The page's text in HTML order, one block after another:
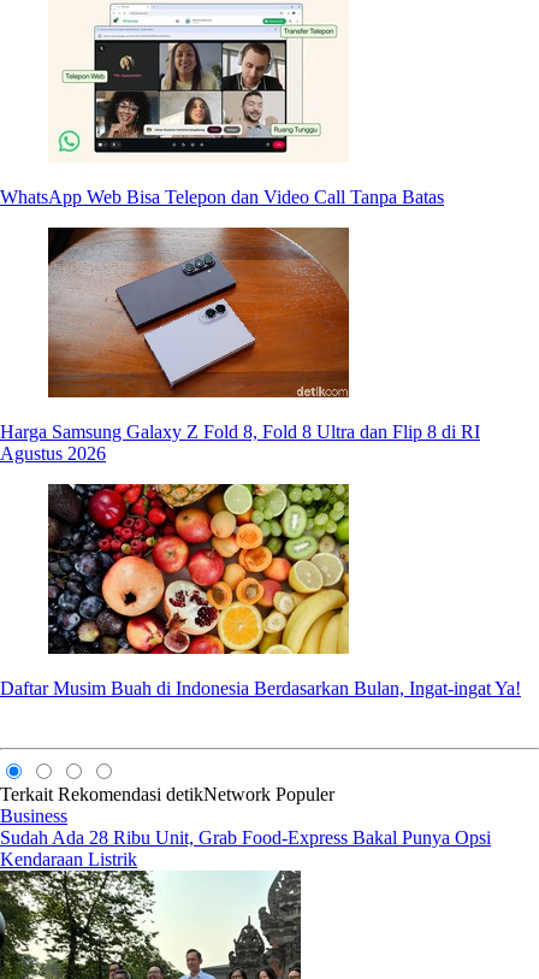
WhatsApp Web Bisa Telepon dan Video Call Tanpa Batas
Harga Samsung Galaxy Z Fold 8, Fold 8 Ultra dan Flip 8 di RI
Agustus 2026
Daftar Musim Buah di Indonesia Berdasarkan Bulan, Ingat-ingat Ya!
Terkait Rekomendasi detikNetwork Populer
Business
Sudah Ada 28 Ribu Unit, Grab Food-Express Bakal Punya Opsi
Kendaraan Listrik